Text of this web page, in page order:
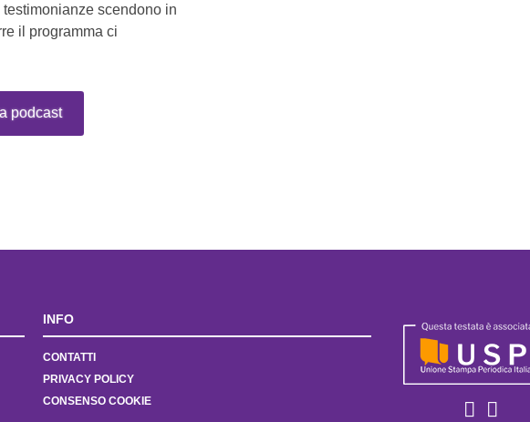
scendono in
il programma ci
podcast
INFO
CONTATTI
PRIVACY POLICY
CONSENSO COOKIE